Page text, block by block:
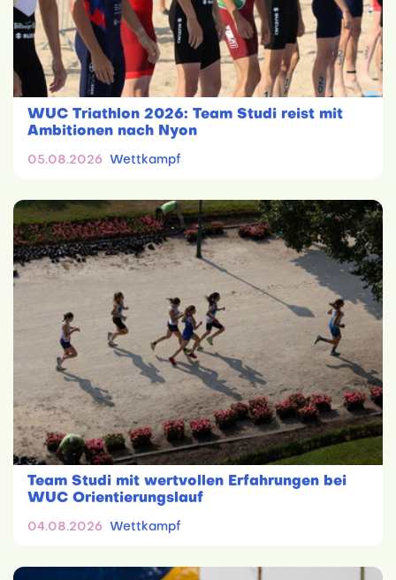
WUC Triathlon 2026: Team Studi reist mit
Ambitionen nach Nyon
05.08.2026 Wettkampf
Team Studi mit wertvollen Erfahrungen bei
WUC Orientierungslauf
04.08.2026 Wettkampf